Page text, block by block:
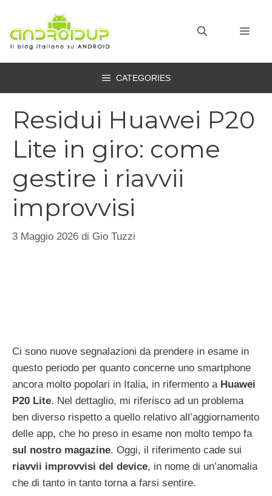
contenuto
CATEGORIES
Residui Huawei P20
Lite in giro: come
gestire i riavvii
improvvisi
3 Maggio 2026 di Gio Tuzzi
Ci sono nuove segnalazioni da prendere in esame in
questo periodo per quanto concerne uno smartphone
ancora molto popolari in Italia, in rifermento a Huawei
P20 Lite. Nel dettaglio, mi riferisco ad un problema
ben diverso rispetto a quello relativo all’aggiornamento
delle app, che ho preso in esame non molto tempo fa
sul nostro magazine. Oggi, il riferimento cade sui
riavvii improvvisi del device, in nome di un’anomalia
che di tanto in tanto torna a farsi sentire.